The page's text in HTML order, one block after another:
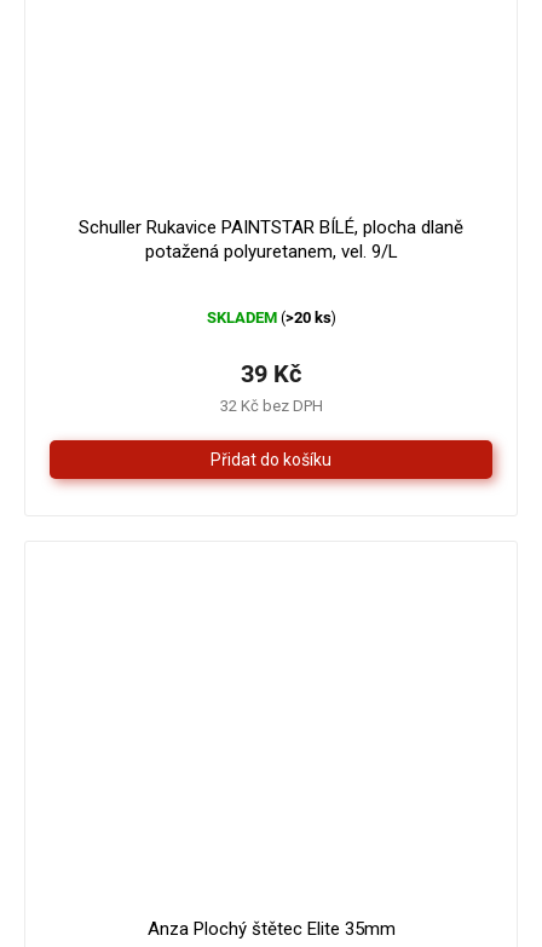
Schuller Rukavice PAINTSTAR BÍLÉ, plocha dlaně
potažená polyuretanem, vel. 9/L
hodnocení
je
z
5
hvězdiček.
SKLADEM (>20 ks)
32 Kč bez DPH
39 Kč
Anza Plochý štětec Elite 35mm